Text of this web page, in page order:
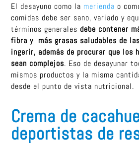
El desayuno como la merienda o
comidas debe ser sano, variado y
términos generales debe contener
fibra y más grasas saludables de
ingerir, además de procurar que los
sean complejos. Eso de desayunar
mismos productos y la misma
desde el punto de vista nutricional.
Crema de
deportistas de